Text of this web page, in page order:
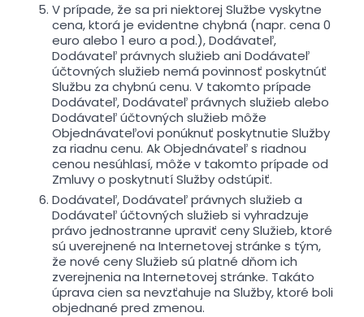
V prípade, že sa pri niektorej Službe vyskytne
cena, ktorá je evidentne chybná (napr. cena 0
euro alebo 1 euro a pod.), Dodávateľ,
Dodávateľ právnych služieb ani Dodávateľ
účtovných služieb nemá povinnosť poskytnúť
Službu za chybnú cenu. V takomto prípade
Dodávateľ, Dodávateľ právnych služieb alebo
Dodávateľ účtovných služieb môže
Objednávateľovi ponúknuť poskytnutie Služby
za riadnu cenu. Ak Objednávateľ s riadnou
cenou nesúhlasí, môže v takomto prípade od
Zmluvy o poskytnutí Služby odstúpiť.
Dodávateľ, Dodávateľ právnych služieb a
Dodávateľ účtovných služieb si vyhradzuje
právo jednostranne upraviť ceny Služieb, ktoré
sú uverejnené na Internetovej stránke s tým,
že nové ceny Služieb sú platné dňom ich
zverejnenia na Internetovej stránke. Takáto
úprava cien sa nevzťahuje na Služby, ktoré boli
objednané pred zmenou.